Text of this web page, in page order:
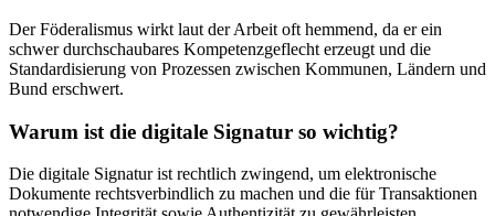
Der Föderalismus wirkt laut der Arbeit oft hemmend, da er ein
schwer durchschaubares Kompetenzgeflecht erzeugt und die
Standardisierung von Prozessen zwischen Kommunen, Ländern und
Bund erschwert.
Warum ist die digitale Signatur so wichtig?
Die digitale Signatur ist rechtlich zwingend, um elektronische
Dokumente rechtsverbindlich zu machen und die für Transaktionen